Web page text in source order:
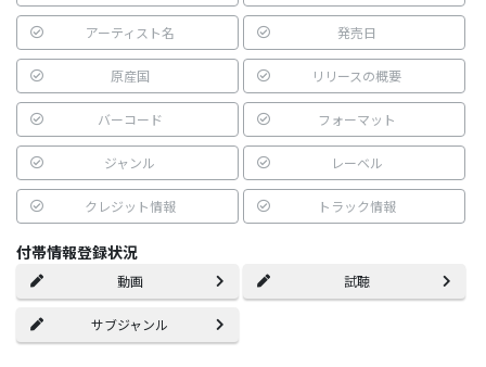
アーティスト名 発売日
原産国 リリースの概要
バーコード フォーマット
ジャンル レーベル
クレジット情報 トラック情報
付帯情報登録状況
動画 試聴
サブジャンル